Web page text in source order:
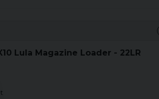
Lula Magazine Loader - 22LR